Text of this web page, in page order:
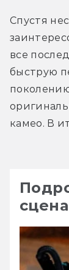
Спустя
все
быструю
камео. В